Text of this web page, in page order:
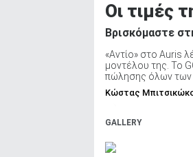
Οι τιμές
Βρισκόμαστε
«Αντίο» στο Auris
μοντέλου της. Το
πώλησης όλων των
Κώστας
GALLERY